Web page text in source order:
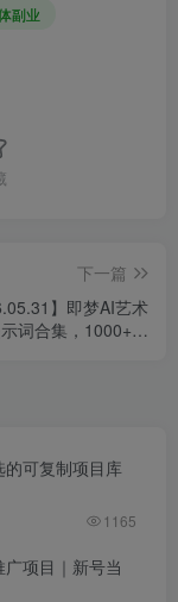
副业
下一篇
】即梦AI艺术
词合集，1000+字
的可复制项目库
1165
广项目｜新号当